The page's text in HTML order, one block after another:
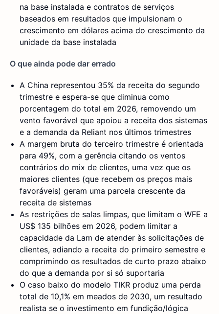
na base instalada e contratos de serviços
baseados em resultados que impulsionam o
crescimento em dólares acima do crescimento da
unidade da base instalada
O que ainda pode dar errado
A China representou 35% da receita do segundo
trimestre e espera-se que diminua como
porcentagem do total em 2026, removendo um
vento favorável que apoiou a receita dos sistemas
e a demanda da Reliant nos últimos trimestres
A margem bruta do terceiro trimestre é orientada
para 49%, com a gerência citando os ventos
contrários do mix de clientes, uma vez que os
maiores clientes (que recebem os preços mais
favoráveis) geram uma parcela crescente da
receita de sistemas
As restrições de salas limpas, que limitam o WFE a
US$ 135 bilhões em 2026, podem limitar a
capacidade da Lam de atender às solicitações de
clientes, adiando a receita do primeiro semestre e
comprimindo os resultados de curto prazo abaixo
do que a demanda por si só suportaria
O caso baixo do modelo TIKR produz uma perda
total de 10,1% em meados de 2030, um resultado
realista se o investimento em fundição/lógica